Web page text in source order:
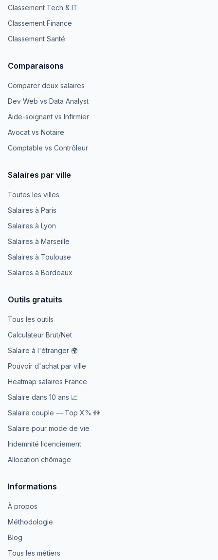
Classement Tech & IT
Classement Finance
Classement Santé
Comparaisons
Comparer deux salaires
Dev Web vs Data Analyst
Aide-soignant vs Infirmier
Avocat vs Notaire
Comptable vs Contrôleur
Salaires par ville
Toutes les villes
Salaires à Paris
Salaires à Lyon
Salaires à Marseille
Salaires à Toulouse
Salaires à Bordeaux
Outils gratuits
Tous les outils
Calculateur Brut/Net
Salaire à l'étranger 🌍
Pouvoir d'achat par ville
Heatmap salaires France
Salaire dans 10 ans 📈
Salaire couple — Top X% 👫
Salaire pour mode de vie
Indemnité licenciement
Allocation chômage
Informations
À propos
Méthodologie
Blog
Tous les métiers